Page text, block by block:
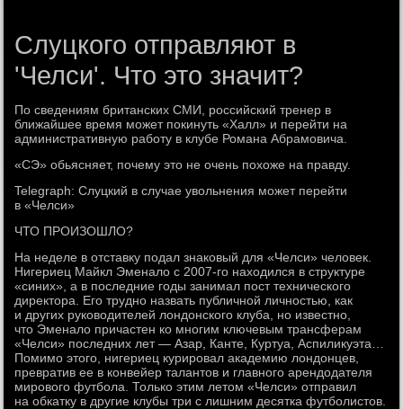
Слуцкого отправляют в
'Челси'. Что это значит?
По сведениям британских СМИ, российский тренер в
ближайшее время может покинуть «Халл» и перейти на
административную работу в клубе Романа Абрамовича.
«СЭ» обьясняет, почему это не очень похоже на правду.
Telegraph: Слуцкий в случае увольнения может перейти
в «Челси»
ЧТО ПРОИЗОШЛО?
На неделе в отставку подал знаковый для «Челси» человек.
Нигериец Майкл Эменало с 2007-го находился в структуре
«синих», а в последние годы занимал пост технического
директора. Его трудно назвать публичной личностью, как
и других руководителей лондонского клуба, но известно,
что Эменало причастен ко многим ключевым трансферам
«Челси» последних лет — Азар, Канте, Куртуа, Аспиликуэта…
Помимо этого, нигериец курировал академию лондонцев,
превратив ее в конвейер талантов и главного арендодателя
мирового футбола. Только этим летом «Челси» отправил
на обкатку в другие клубы три с лишним десятка футболистов.